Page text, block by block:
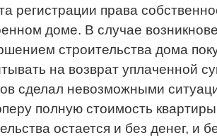
регистрации права
доме. В случае
строительства дома
на возврат уплаченной
сделал невозможными
полную стоимость
остается и без денег, и